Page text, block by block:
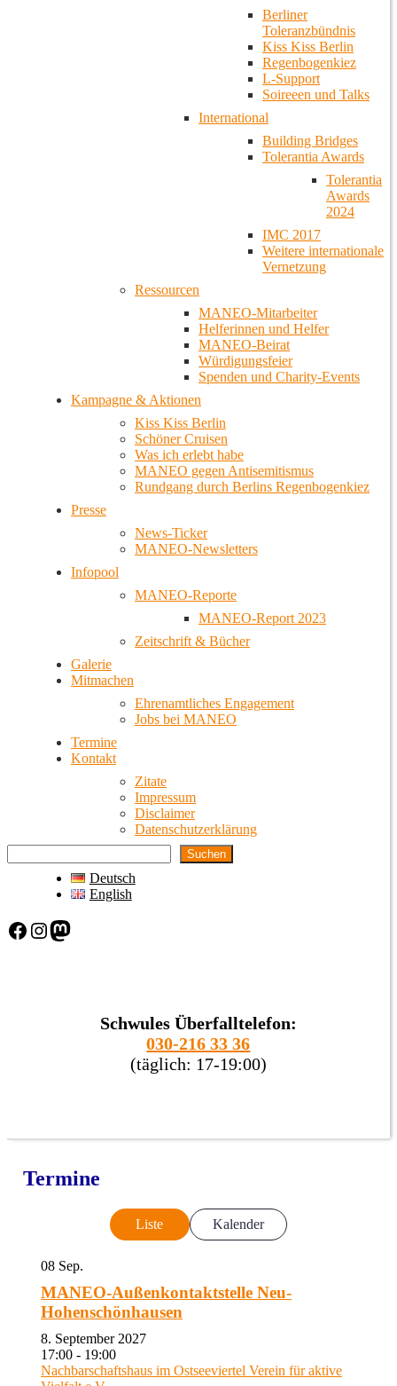
Berliner
Toleranzbündnis
Kiss Kiss Berlin
Regenbogenkiez
L-Support
Soireeen und Talks
International
Building Bridges
Tolerantia Awards
Tolerantia
Awards
2024
IMC 2017
Weitere internationale
Vernetzung
Ressourcen
MANEO-Mitarbeiter
Helferinnen und Helfer
MANEO-Beirat
Würdigungsfeier
Spenden und Charity-Events
Kampagne & Aktionen
Kiss Kiss Berlin
Schöner Cruisen
Was ich erlebt habe
MANEO gegen Antisemitismus
Rundgang durch Berlins Regenbogenkiez
Presse
News-Ticker
MANEO-Newsletters
Infopool
MANEO-Reporte
MANEO-Report 2023
Zeitschrift & Bücher
Galerie
Mitmachen
Ehrenamtliches Engagement
Jobs bei MANEO
Termine
Kontakt
Zitate
Impressum
Disclaimer
Datenschutzerklärung
Suchen
Deutsch
English
Facebook Instagram Mastodon
Schwules Überfalltelefon:
030-216 33 36
(täglich: 17-19:00)
Termine
Liste Kalender
08 Sep.
MANEO-Außenkontaktstelle Neu-
Hohenschönhausen
8. September 2027
17:00 - 19:00
Nachbarschaftshaus im Ostseeviertel Verein für aktive